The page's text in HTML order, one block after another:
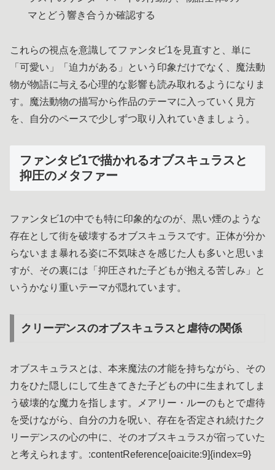
マとどう響き合うか確認する
これらの視点を意識してファンタビ1を見直すと、単に
「可愛い」「迫力がある」という印象だけでなく、魔法動
物が物語に与える心理的な影響も読み取れるようになりま
す。魔法動物の描写から作品のテーマに入っていく見方
を、自分のペースで少しずつ取り入れていきましょう。
ファンタビ1で描かれるオブスキュラスと
抑圧のメタファー
ファンタビ1の中でも特に印象的なのが、黒い煙のような
存在として街を破壊するオブスキュラスです。正体が分か
らないまま暴れる姿に不気味さを感じた人も多いと思いま
すが、その裏には「抑圧された子どもが抱える苦しみ」と
いうかなり重いテーマが隠れています。
クリーデンスのオブスキュラスと虐待の関係
オブスキュラスとは、本来魔法の才能を持ちながら、その
力をひた隠しにして生きてきた子どもの中に生まれてしま
う破壊的な魔力を指します。メアリー・ルーのもとで虐待
を受けながら、自分の力を呪い、存在を否定され続けたク
リーデンスの心の中に、そのオブスキュラスが宿っていた
と考えられます。:contentReference[oaicite:9]{index=9}